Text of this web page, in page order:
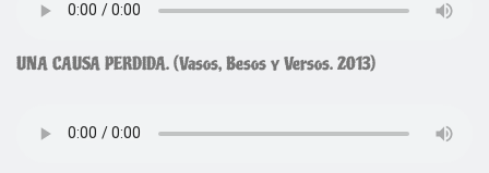
UNA CAUSA PERDIDA. (Vasos, Besos y Versos. 2013)